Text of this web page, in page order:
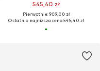
545,40 zł
Pierwotnie: 909,00 zł
Ostatnia najniższa cena:545,40 zł